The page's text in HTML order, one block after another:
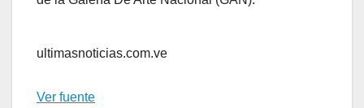
ultimasnoticias.com.ve
Ver fuente